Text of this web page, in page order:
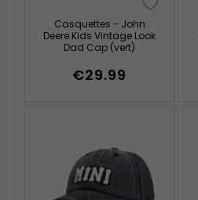
Casquettes - John
Deere Kids Vintage Look
Dad Cap (vert)
€29.99